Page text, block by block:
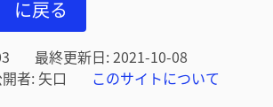
に戻る
最終更新日: 2021-10-08
者: 矢口 このサイトについて